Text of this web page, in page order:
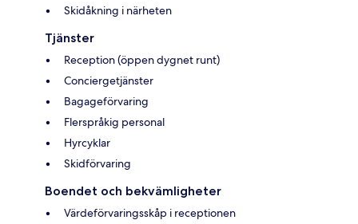
Skidåkning i närheten
Tjänster
Reception (öppen dygnet runt)
Conciergetjänster
Bagageförvaring
Flerspråkig personal
Hyrcyklar
Skidförvaring
Boendet och bekvämligheter
Värdeförvaringsskåp i receptionen